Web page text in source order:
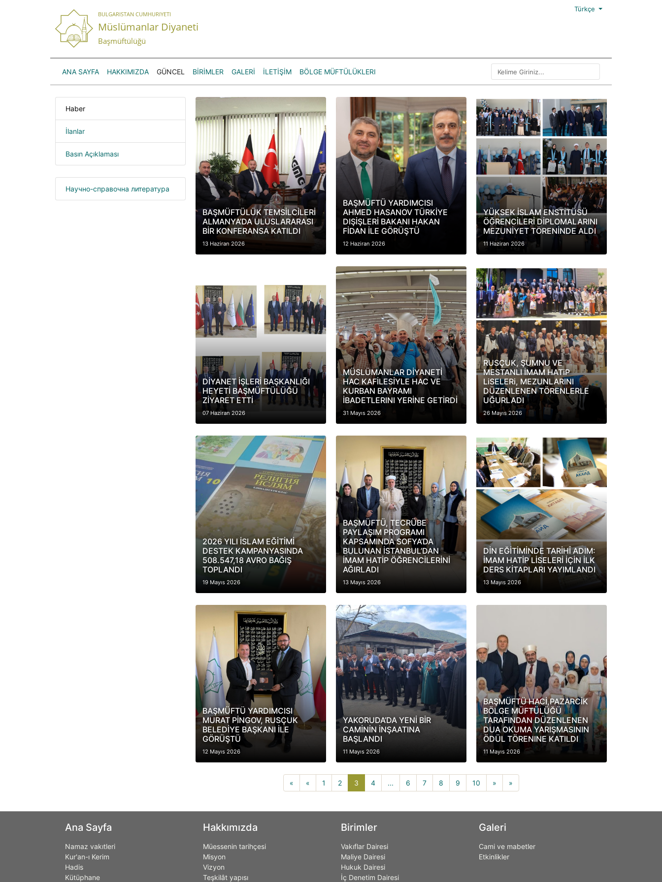
BULGARISTAN CUMHURIYETI
Müslümanlar Diyaneti
Başmüftülüğü
Türkçe
ANA SAYFA HAKKIMIZDA GÜNCEL BİRİMLER GALERİ İLETİŞİM BÖLGE MÜFTÜLÜKLERI
Haber
İlanlar
Basın Açıklaması
Научно-справочна литература
BAŞMÜFTÜLÜK TEMSİLCİLERİ
ALMANYA’DA ULUSLARARASI
BİR KONFERANSA KATILDI
13 Haziran 2026
BAŞMÜFTÜ YARDIMCISI
AHMED HASANOV TÜRKİYE
DIŞİŞLERİ BAKANI HAKAN
FİDAN İLE GÖRÜŞTÜ
12 Haziran 2026
YÜKSEK İSLAM ENSTİTÜSÜ
ÖĞRENCİLERİ DİPLOMALARINI
MEZUNİYET TÖRENİNDE ALDI
11 Haziran 2026
DİYANET İŞLERİ BAŞKANLIĞI
HEYETİ BAŞMÜFTÜLÜĞÜ
ZİYARET ETTİ
07 Haziran 2026
MÜSLÜMANLAR DİYANETİ
HAC KAFİLESİYLE HAC VE
KURBAN BAYRAMI
İBADETLERINI YERİNE GETİRDİ
31 Mayıs 2026
RUSÇUK, ŞUMNU VE
MESTANLI İMAM HATiP
LiSELERi, MEZUNLARINI
DÜZENLENEN TÖRENLERLE
UĞURLADI
26 Mayıs 2026
2026 YILI İSLAM EĞİTİMİ
DESTEK KAMPANYASINDA
508.547,18 AVRO BAĞIŞ
TOPLANDI
19 Mayıs 2026
BAŞMÜFTÜ, TECRÜBE
PAYLAŞIM PROGRAMI
KAPSAMINDA SOFYA’DA
BULUNAN İSTANBUL’DAN
İMAM HATİP ÖĞRENCİLERİNİ
AĞIRLADI
13 Mayıs 2026
DİN EĞİTİMİNDE TARİHÎ ADIM:
İMAM HATİP LİSELERİ İÇİN İLK
DERS KİTAPLARI YAYIMLANDI
13 Mayıs 2026
BAŞMÜFTÜ YARDIMCISI
MURAT PİNGOV, RUSÇUK
BELEDİYE BAŞKANI İLE
GÖRÜŞTÜ
12 Mayıs 2026
YAKORUDA’DA YENİ BİR
CAMİNİN İNŞAATINA
BAŞLANDI
11 Mayıs 2026
BAŞMÜFTÜ HACİ,PAZARCİK
BÖLGE MÜFTÜLÜĞÜ
TARAFINDAN DÜZENLENEN
DUA OKUMA YARIŞMASININ
ÖDÜL TÖRENINE KATILDI
11 Mayıs 2026
« « 1 2 3 3(current)
4 ... 6 7 8 9 10 » »
Ana Sayfa
Namaz vakıtleri
Kur'an-ı Kerim
Hadis
Kütüphane
Hakkımızda
Müessenin tarihçesi
Misyon
Vizyon
Teşkilât yapısı
Birimler
Vakıflar Dairesi
Maliye Dairesi
Hukuk Dairesi
İç Denetim Dairesi
Galeri
Cami ve mabetler
Etkinlikler